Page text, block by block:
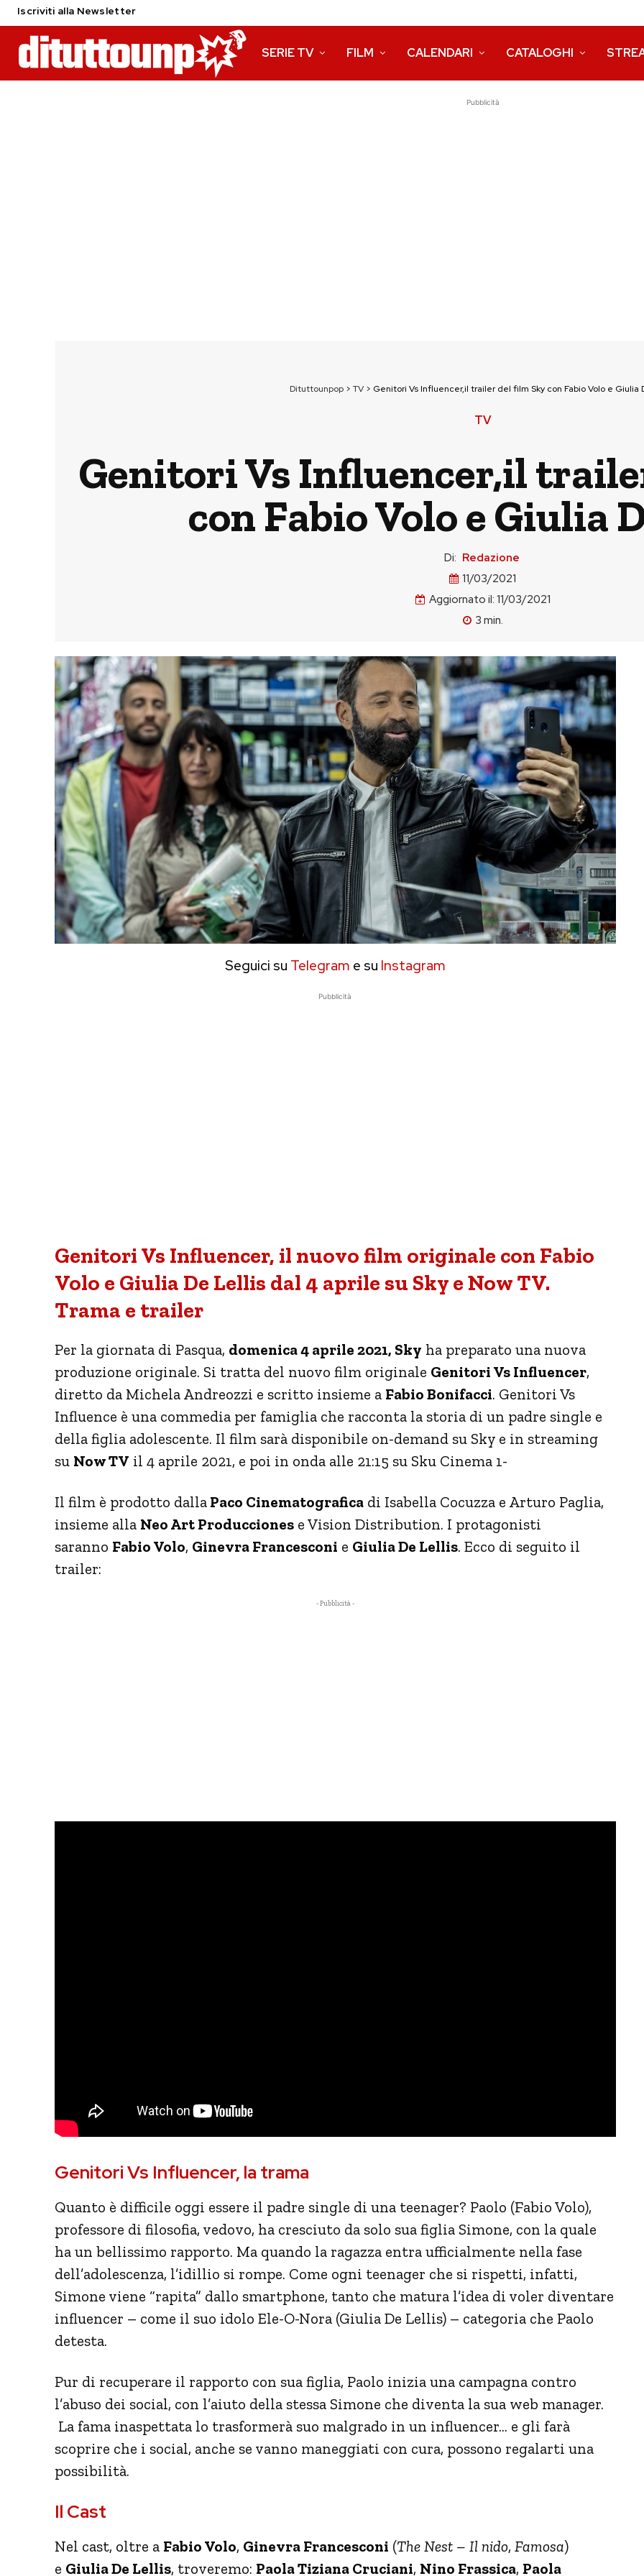
Iscriviti alla Newsletter
SERIE TV FILM CALENDARI CATALOGHI
Pubblicità
Dituttounpop> TV> Genitori Vs Influencer,il trailer del film Sky con Fabio Volo e Giulia
TV
Genitori Vs Influencer,il
con Fabio Volo e Giulia
Di: Redazione
11/03/2021
Aggiornato il: 11/03/2021
3 min.
Seguici su Telegram e su Instagram
Pubblicità
Genitori Vs Influencer, il nuovo film originale con Fabio
Volo e Giulia De Lellis dal 4 aprile su Sky e Now TV.
Trama e trailer
Per la giornata di Pasqua, domenica 4 aprile 2021, Sky ha preparato una nuova
produzione originale. Si tratta del nuovo film originale Genitori Vs Influencer,
diretto da Michela Andreozzi e scritto insieme a Fabio Bonifacci. Genitori Vs
Influence è una commedia per famiglia che racconta la storia di un padre single e
della figlia adolescente. Il film sarà disponibile on-demand su Sky e in streaming
su Now TV il 4 aprile 2021, e poi in onda alle 21:15 su Sku Cinema 1-
Il film è prodotto dalla Paco Cinematografica di Isabella Cocuzza e Arturo Paglia,
insieme alla Neo Art Producciones e Vision Distribution. I protagonisti
saranno Fabio Volo, Ginevra Francesconi e Giulia De Lellis. Ecco di seguito il
trailer:
- Pubblicità -
Genitori Vs Influencer, la trama
Quanto è difficile oggi essere il padre single di una teenager? Paolo (Fabio Volo),
professore di filosofia, vedovo, ha cresciuto da solo sua figlia Simone, con la quale
ha un bellissimo rapporto. Ma quando la ragazza entra ufficialmente nella fase
dell’adolescenza, l’idillio si rompe. Come ogni teenager che si rispetti, infatti,
Simone viene “rapita” dallo smartphone, tanto che matura l’idea di voler diventare
influencer – come il suo idolo Ele-O-Nora (Giulia De Lellis) – categoria che Paolo
detesta.
Pur di recuperare il rapporto con sua figlia, Paolo inizia una campagna contro
l’abuso dei social, con l’aiuto della stessa Simone che diventa la sua web manager.
La fama inaspettata lo trasformerà suo malgrado in un influencer… e gli farà
scoprire che i social, anche se vanno maneggiati con cura, possono regalarti una
possibilità.
Il Cast
Nel cast, oltre a Fabio Volo, Ginevra Francesconi (The Nest – Il nido, Famosa)
e Giulia De Lellis, troveremo: Paola Tiziana Cruciani, Nino Frassica, Paola